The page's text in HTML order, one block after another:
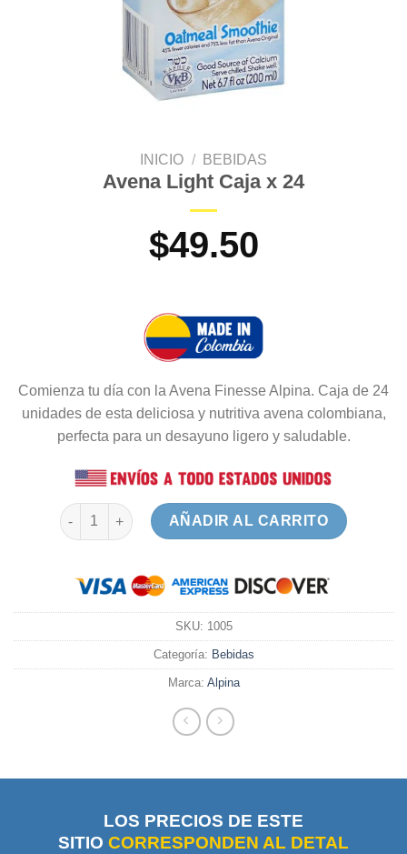
INICIO / BEBIDAS
Avena Light Caja x 24
$49.50
Comienza tu día con la Avena Finesse Alpina. Caja de 24
unidades de esta deliciosa y nutritiva avena colombiana,
perfecta para un desayuno ligero y saludable.
Avena Light Caja x 24 cantidad
AÑADIR AL CARRITO
SKU: 1005
Categoría: Bebidas
Marca: Alpina
LOS PRECIOS DE ESTE
SITIO CORRESPONDEN AL DETAL